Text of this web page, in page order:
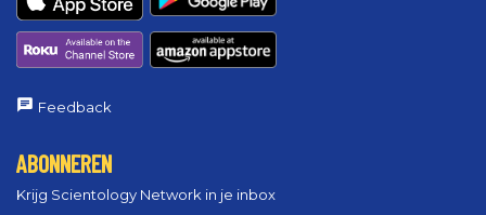
Feedback
ABONNEREN
Krijg Scientology Network in je inbox